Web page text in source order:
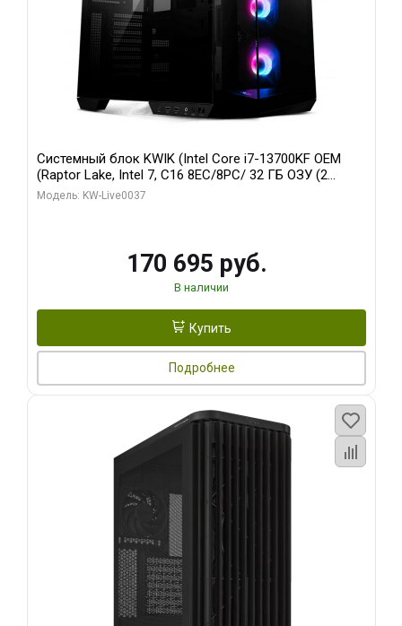
Системный блок KWIK (Intel Core i7-13700KF OEM
(Raptor Lake, Intel 7, C16 8EC/8PC/ 32 ГБ ОЗУ (2
модуля)/ Gigabyte RTX5070 AERO OC 12GB GDDR7
Модель: KW-Live0037
170 695 руб.
В наличии
Купить
Подробнее